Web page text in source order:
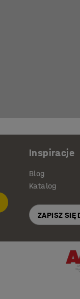
Inspiracje
Blog
Katalog
ZAPISZ SIĘ